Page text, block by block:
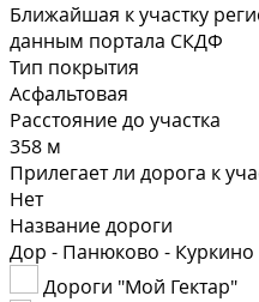
Ближайшая к участку
данным портала СКДФ
Тип покрытия
Асфальтовая
Расстояние до участка
358 м
Прилегает ли дорога к
Нет
Название дороги
Дор - Панюково - Куркино
Дороги "Мой Гектар"